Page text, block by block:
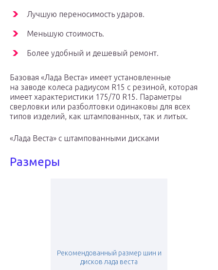
Лучшую переносимость ударов.
Меньшую стоимость.
Более удобный и дешевый ремонт.
Базовая «Лада Веста» имеет установленные
на заводе колеса радиусом R15 с резиной, которая
имеет характеристики 175/70 R15. Параметры
сверловки или разболтовки одинаковы для всех
типов изделий, как штампованных, так и литых.
«Лада Веста» с штампованными дисками
Размеры
Рекомендованный размер шин и
дисков лада веста